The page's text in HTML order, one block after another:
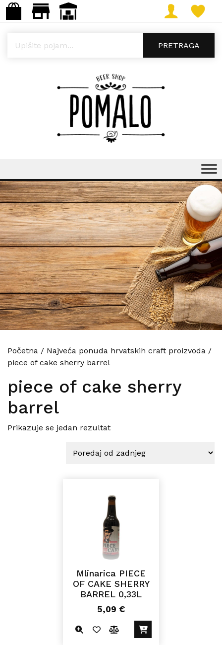
PRETRAGA
Početna / Najveća ponuda hrvatskih craft proizvoda /
piece of cake sherry barrel
piece of cake sherry
barrel
Prikazuje se jedan rezultat
Mlinarica PIECE
OF CAKE SHERRY
BARREL 0,33L
5,09 €